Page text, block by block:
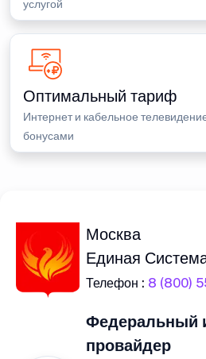
услугой
Оптимальный тариф
Интернет и кабельное
бонусами
Москва
Единая
Телефон : 8 (800)
Федеральный
провайдер